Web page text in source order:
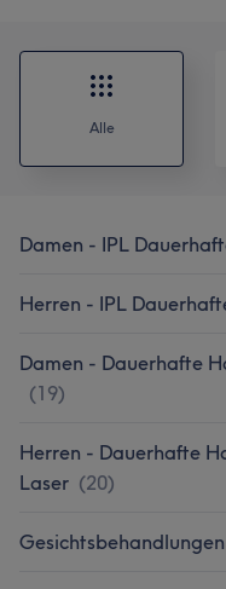
Alle
Damen - IPL
Herren - IPL
Damen - Dauerhafte
(19)
Herren - Dauerhafte
Laser (20)
Gesichtsbehandlungen